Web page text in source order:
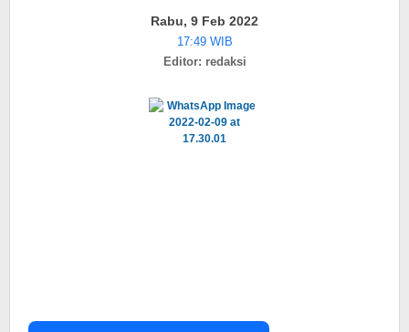
Melakukan
Tingkat
Pusat
Rabu, 9 Feb 2022
17:49 WIB
Editor: redaksi